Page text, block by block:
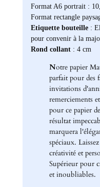
Format A6 portrait :
Format rectangle
Etiquette bouteille:
pour convenir à la
Rond collant : 4 cm
Notre papier
parfait pour des
invitations
remerciements
pour ce papier
résultat
marquera
spéciaux.
créativité et
Supérieur pour
et inoubliables.